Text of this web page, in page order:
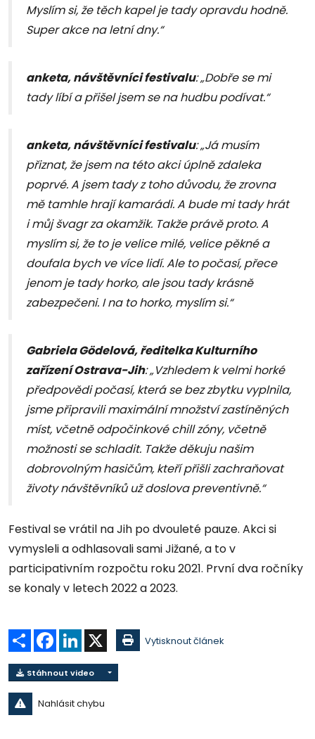
Myslím si, že těch kapel je tady opravdu hodně.
Super akce na letní dny.“
anketa, návštěvníci festivalu: „Dobře se mi
tady líbí a přišel jsem se na hudbu podívat.“
anketa, návštěvníci festivalu: „Já musím
přiznat, že jsem na této akci úplně zdaleka
poprvé. A jsem tady z toho důvodu, že zrovna
mě tamhle hrají kamarádi. A bude mi tady hrát
i můj švagr za okamžik. Takže právě proto. A
myslím si, že to je velice milé, velice pěkné a
doufala bych ve více lidí. Ale to počasí, přece
jenom je tady horko, ale jsou tady krásně
zabezpečeni. I na to horko, myslím si.“
Gabriela Gödelová, ředitelka Kulturního
zařízení Ostrava-Jih: „Vzhledem k velmi horké
předpovědi počasí, která se bez zbytku vyplnila,
jsme připravili maximální množství zastíněných
míst, včetně odpočinkové chill zóny, včetně
možnosti se schladit. Takže děkuju našim
dobrovolným hasičům, kteří přišli zachraňovat
životy návštěvníků už doslova preventivně.“
Festival se vrátil na Jih po dvouleté pauze. Akci si
vymysleli a odhlasovali sami Jižané, a to v
participativním rozpočtu roku 2021. První dva ročníky
se konaly v letech 2022 a 2023.
Sdílet Facebook
LinkedIn Vytisknout článek
Stáhnout video
Nahlásit chybu